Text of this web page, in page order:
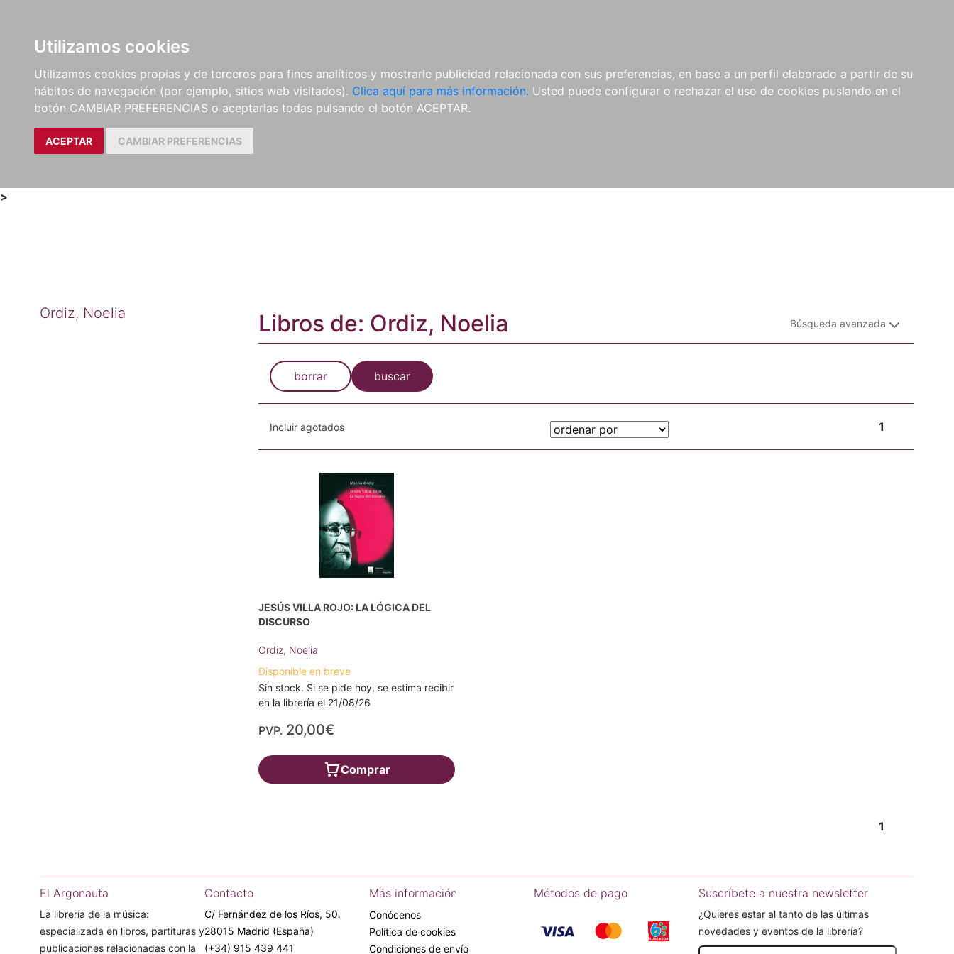
Utilizamos cookies
Utilizamos cookies propias y de terceros para fines analíticos y mostrarle publicidad relacionada con sus preferencias, en base a un perfil elaborado a partir de su
hábitos de navegación (por ejemplo, sitios web visitados). Clica aquí para más información. Usted puede configurar o rechazar el uso de cookies puslando en el
botón CAMBIAR PREFERENCIAS o aceptarlas todas pulsando el botón ACEPTAR.
ACEPTAR CAMBIAR PREFERENCIAS
LIBROS
MÉTODOS Y
EJERCICIOS
PARTITURAS Y EDICIONES
CRÍTICAS
REVISTAS
CDS Y
DVDS
MATERIAL
COMPLEMENTARIO
NOVEDADES NOTICIAS
COMPRAS
INSTITUCIONALES
>
Ordiz, Noelia Libros de: Ordiz, Noelia Búsqueda avanzada
borrar buscar
Incluir agotados 1
JESÚS VILLA ROJO: LA LÓGICA DEL
DISCURSO
Ordiz, Noelia
Disponible en breve
Sin stock. Si se pide hoy, se estima recibir
en la librería el 21/08/26
PVP. 20,00€
Comprar
1
El Argonauta
La librería de la música:
especializada en libros, partituras y
publicaciones relacionadas con la
Contacto
C/ Fernández de los Ríos, 50.
28015 Madrid (España)
(+34) 915 439 441
Más información
Conócenos
Política de cookies
Condiciones de envío
Métodos de pago Suscríbete a nuestra newsletter
¿Quieres estar al tanto de las últimas
novedades y eventos de la librería?